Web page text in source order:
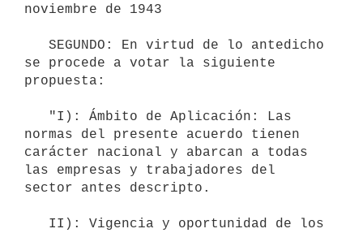
noviembre de 1943
se procede a votar la siguiente
propuesta:
normas del presente acuerdo tienen
carácter nacional y abarcan a todas
las empresas y trabajadores del
sector antes descripto.